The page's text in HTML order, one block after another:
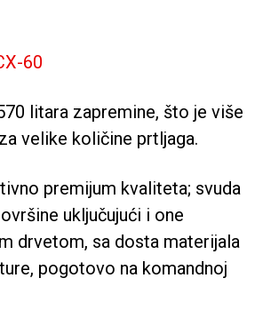
litara zapremine, što je više
velike količine prtljaga.
premijum kvaliteta; svuda
uključujući i one
drvetom, sa dosta materijala
pogotovo na komandnoj